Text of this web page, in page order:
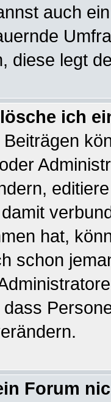
auch
diese legt
ich
hat,
schon
Forum